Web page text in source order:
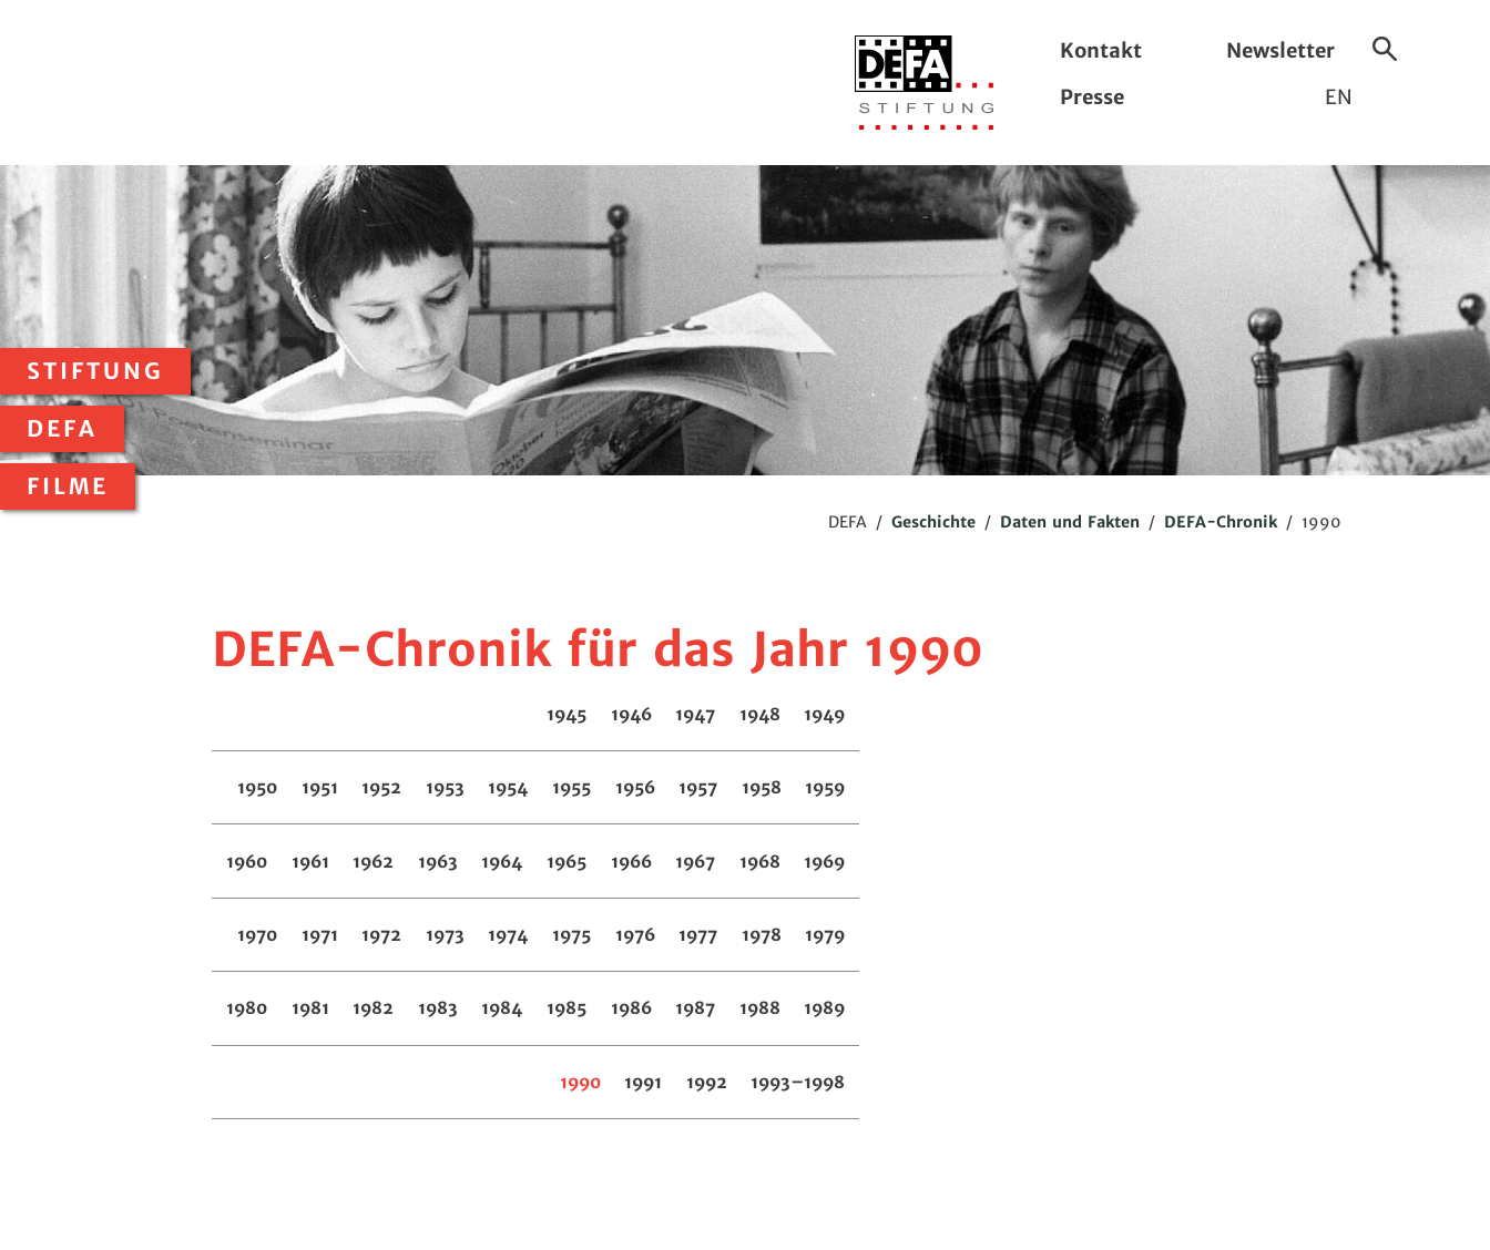
STIFTUNG
DEFA
FILME
Kontakt
Newsletter
Presse
EN
DEFA / Geschichte / Daten und Fakten / DEFA-Chronik / 1990
DEFA-Chronik für das Jahr 1990
1945 1946 1947 1948 1949
1950 1951 1952 1953 1954 1955 1956 1957 1958 1959
1960 1961 1962 1963 1964 1965 1966 1967 1968 1969
1970 1971 1972 1973 1974 1975 1976 1977 1978 1979
1980 1981 1982 1983 1984 1985 1986 1987 1988 1989
1990 1991 1992 1993–1998